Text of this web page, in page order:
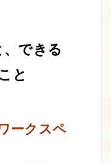
できる
と
ークスペ